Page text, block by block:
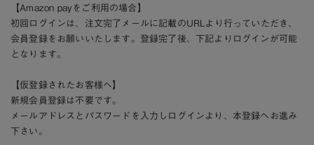
【Amazon payをご利用の場合】
初回ログインは、注文完了メールに記載のURLより行っていただき、
会員登録をお願いいたします。登録完了後、下記よりログインが可能
となります。
【仮登録されたお客様へ】
新規会員登録は不要です。
メールアドレスとパスワードを入力しログインより、本登録へお進み
下さい。